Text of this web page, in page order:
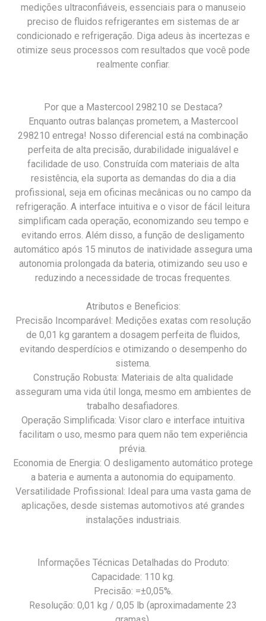
medições ultraconfiáveis, essenciais para o manuseio
preciso de fluidos refrigerantes em sistemas de ar
condicionado e refrigeração. Diga adeus às incertezas e
otimize seus processos com resultados que você pode
realmente confiar.
Por que a Mastercool 298210 se Destaca?
Enquanto outras balanças prometem, a Mastercool
298210 entrega! Nosso diferencial está na combinação
perfeita de alta precisão, durabilidade inigualável e
facilidade de uso. Construída com materiais de alta
resistência, ela suporta as demandas do dia a dia
profissional, seja em oficinas mecânicas ou no campo da
refrigeração. A interface intuitiva e o visor de fácil leitura
simplificam cada operação, economizando seu tempo e
evitando erros. Além disso, a função de desligamento
automático após 15 minutos de inatividade assegura uma
autonomia prolongada da bateria, otimizando seu uso e
reduzindo a necessidade de trocas frequentes.
Atributos e Beneficios:
Precisão Incomparável: Medições exatas com resolução
de 0,01 kg garantem a dosagem perfeita de fluidos,
evitando desperdícios e otimizando o desempenho do
sistema.
Construção Robusta: Materiais de alta qualidade
asseguram uma vida útil longa, mesmo em ambientes de
trabalho desafiadores.
Operação Simplificada: Visor claro e interface intuitiva
facilitam o uso, mesmo para quem não tem experiência
prévia.
Economia de Energia: O desligamento automático protege
a bateria e aumenta a autonomia do equipamento.
Versatilidade Profissional: Ideal para uma vasta gama de
aplicações, desde sistemas automotivos até grandes
instalações industriais.
Informações Técnicas Detalhadas do Produto:
Capacidade: 110 kg.
Precisão: =±0,05%.
Resolução: 0,01 kg / 0,05 lb (aproximadamente 23